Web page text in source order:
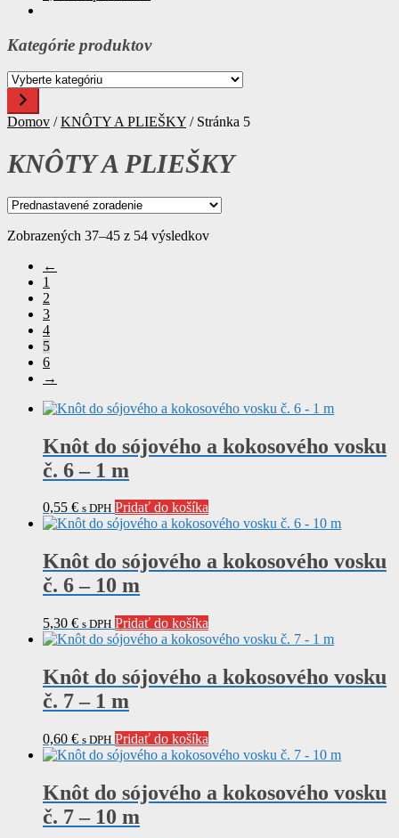
Kategórie produktov
Vyberte
kategóriu
Domov /KNÔTY A PLIEŠKY / Stránka 5
KNÔTY A PLIEŠKY
Zobrazených 37–45 z 54 výsledkov
←
1
2
3
4
5
6
→
Knôt do sójového a kokosového vosku
č. 6 – 1 m
0,55 € s DPH Pridať do košíka
Knôt do sójového a kokosového vosku
č. 6 – 10 m
5,30 € s DPH Pridať do košíka
Knôt do sójového a kokosového vosku
č. 7 – 1 m
0,60 € s DPH Pridať do košíka
Knôt do sójového a kokosového vosku
č. 7 – 10 m